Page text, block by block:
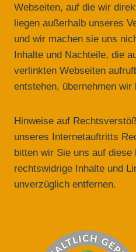
Webseiten, auf die wir
liegen außerhalb unseres
und wir machen sie uns
Inhalte und Nachteile, die
verlinkten Webseiten
entstehen, übernehmen wir
Hinweise auf
unseres Internetauftritts
bitten wir Sie uns auf
rechtswidrige Inhalte und
unverzüglich entfernen.